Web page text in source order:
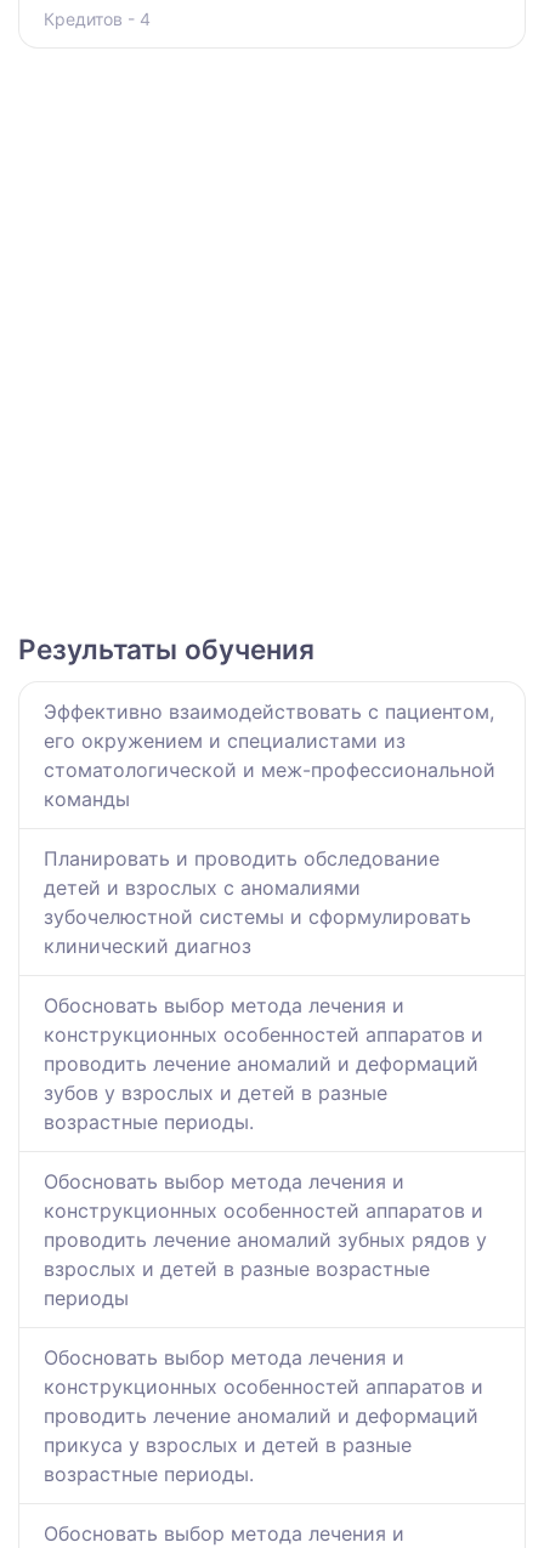
Кредитов - 4
Результаты обучения
Эффективно взаимодействовать с пациентом,
его окружением и специалистами из
стоматологической и меж-профессиональной
команды
Планировать и проводить обследование
детей и взрослых с аномалиями
зубочелюстной системы и сформулировать
клинический диагноз
Обосновать выбор метода лечения и
конструкционных особенностей аппаратов и
проводить лечение аномалий и деформаций
зубов у взрослых и детей в разные
возрастные периоды.
Обосновать выбор метода лечения и
конструкционных особенностей аппаратов и
проводить лечение аномалий зубных рядов у
взрослых и детей в разные возрастные
периоды
Обосновать выбор метода лечения и
конструкционных особенностей аппаратов и
проводить лечение аномалий и деформаций
прикуса у взрослых и детей в разные
возрастные периоды.
Обосновать выбор метода лечения и